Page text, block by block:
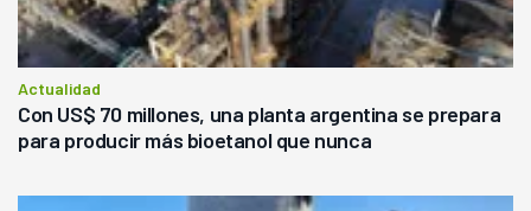
Actualidad
Con US$ 70 millones, una planta argentina se prepara
para producir más bioetanol que nunca